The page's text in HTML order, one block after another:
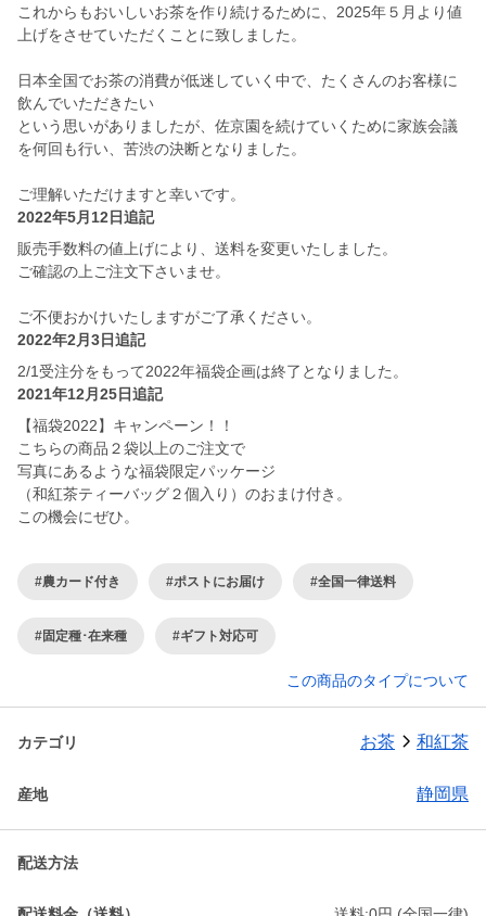
これからもおいしいお茶を作り続けるために、2025年５月より値
上げをさせていただくことに致しました。
日本全国でお茶の消費が低迷していく中で、たくさんのお客様に
飲んでいただきたい
という思いがありましたが、佐京園を続けていくために家族会議
を何回も行い、苦渋の決断となりました。
ご理解いただけますと幸いです。
2022年5月12日追記
販売手数料の値上げにより、送料を変更いたしました。
ご確認の上ご注文下さいませ。
ご不便おかけいたしますがご了承ください。
2022年2月3日追記
2/1受注分をもって2022年福袋企画は終了となりました。
2021年12月25日追記
【福袋2022】キャンペーン！！
こちらの商品２袋以上のご注文で
写真にあるような福袋限定パッケージ
（和紅茶ティーバッグ２個入り）のおまけ付き。
この機会にぜひ。
#農カード付き #ポストにお届け #全国一律送料
#固定種･在来種 #ギフト対応可
この商品のタイプについて
カテゴリ お茶 和紅茶
産地 静岡県
配送方法